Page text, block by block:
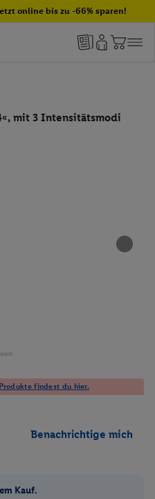
online bis zu -66% sparen!
mit 3 Intensitätsmodi
findest du hier.
Benachrichtige mich
Kauf.